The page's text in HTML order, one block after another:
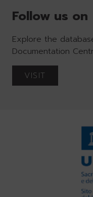
Follow us on
Explore the
Documentation
VISIT